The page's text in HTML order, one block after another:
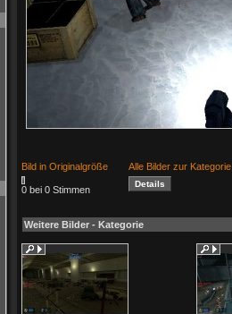
Bild in Originalgröße Alle Bilder zur Kategorie
0 bei 0 Stimmen
Weitere Bilder - Kategorie